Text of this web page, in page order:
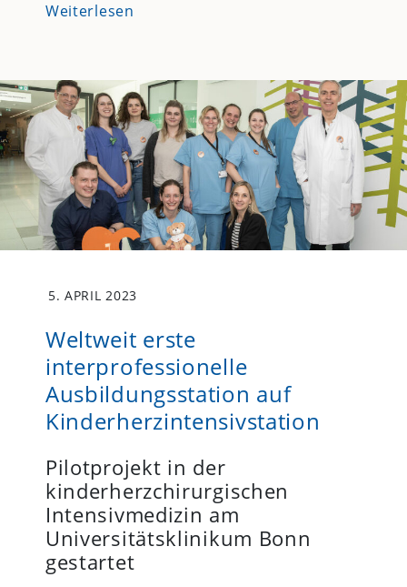
Weiterlesen
5. APRIL 2023
Weltweit erste
interprofessionelle
Ausbildungsstation auf
Kinderherzintensivstation
Pilotprojekt in der
kinderherzchirurgischen
Intensivmedizin am
Universitätsklinikum Bonn
gestartet